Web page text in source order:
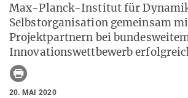
Max-Planck-Institut für
Selbstorganisation gemeinsam
Projektpartnern bei
Innovationswettbewerb
20. MAI 2020